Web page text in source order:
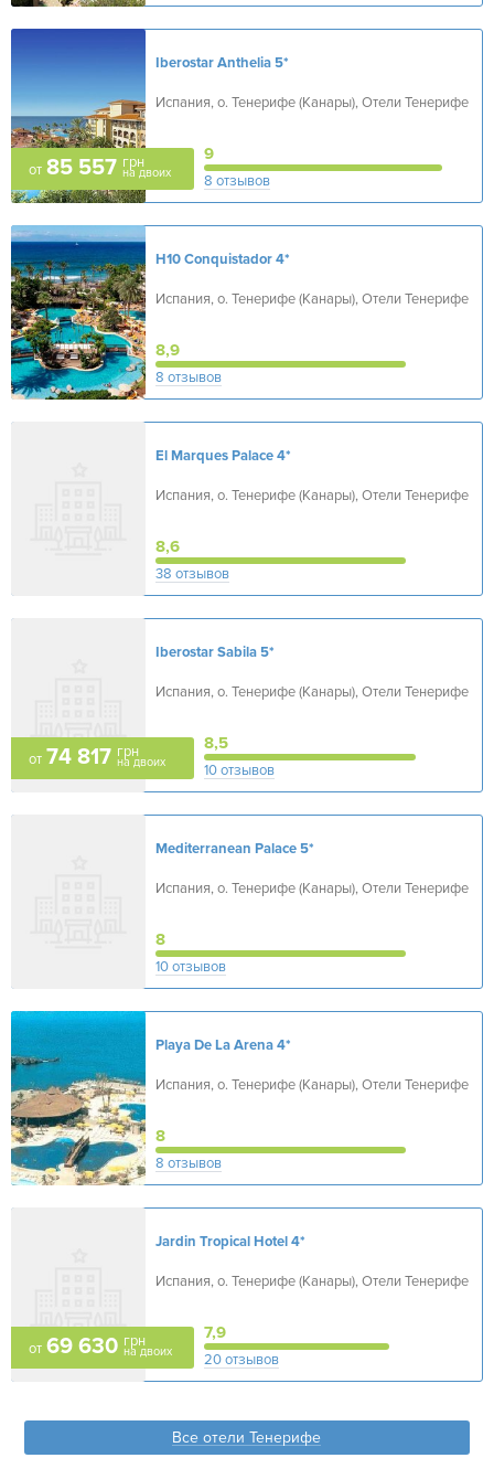
от 85 557 грн
на двоих
Iberostar Anthelia5*
Испания, о. Тенерифе (Канары), Отели Тенерифе
9
8 отзывов
H10 Conquistador4*
Испания, о. Тенерифе (Канары), Отели Тенерифе
8,9
8 отзывов
El Marques Palace4*
Испания, о. Тенерифе (Канары), Отели Тенерифе
8,6
38 отзывов
от 74 817 грн
на двоих
Iberostar Sabila5*
Испания, о. Тенерифе (Канары), Отели Тенерифе
8,5
10 отзывов
Mediterranean Palace5*
Испания, о. Тенерифе (Канары), Отели Тенерифе
8
10 отзывов
Playa De La Arena4*
Испания, о. Тенерифе (Канары), Отели Тенерифе
8
8 отзывов
от 69 630 грн
на двоих
Jardin Tropical Hotel4*
Испания, о. Тенерифе (Канары), Отели Тенерифе
7,9
20 отзывов
Все отели Тенерифе